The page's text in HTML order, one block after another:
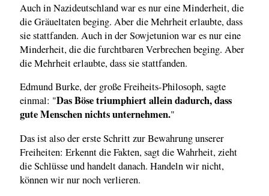
Auch in Nazideutschland war es nur eine Minderheit, die
die Gräueltaten beging. Aber die Mehrheit erlaubte, dass
sie stattfanden. Auch in der Sowjetunion war es nur eine
Minderheit, die die furchtbaren Verbrechen beging. Aber
die Mehrheit erlaubte, dass sie stattfanden.
Edmund Burke, der große Freiheits-Philosoph, sagte
einmal: "Das Böse triumphiert allein dadurch, dass
gute Menschen nichts unternehmen."
Das ist also der erste Schritt zur Bewahrung unserer
Freiheiten: Erkennt die Fakten, sagt die Wahrheit, zieht
die Schlüsse und handelt danach. Handeln wir nicht,
können wir nur noch verlieren.